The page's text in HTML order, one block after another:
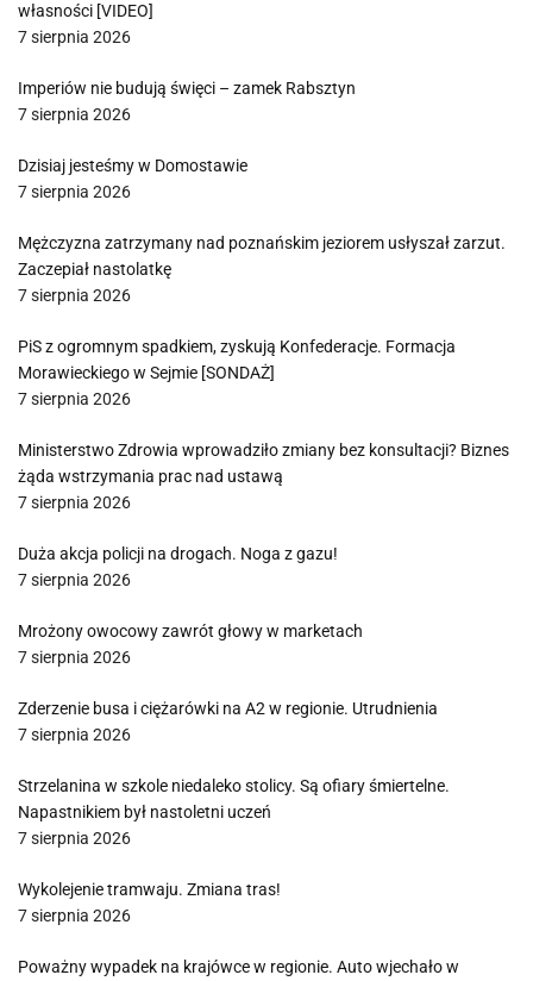
własności [VIDEO]
7 sierpnia 2026
Imperiów nie budują święci – zamek Rabsztyn
7 sierpnia 2026
Dzisiaj jesteśmy w Domostawie
7 sierpnia 2026
Mężczyzna zatrzymany nad poznańskim jeziorem usłyszał zarzut.
Zaczepiał nastolatkę
7 sierpnia 2026
PiS z ogromnym spadkiem, zyskują Konfederacje. Formacja
Morawieckiego w Sejmie [SONDAŻ]
7 sierpnia 2026
Ministerstwo Zdrowia wprowadziło zmiany bez konsultacji? Biznes
żąda wstrzymania prac nad ustawą
7 sierpnia 2026
Duża akcja policji na drogach. Noga z gazu!
7 sierpnia 2026
Mrożony owocowy zawrót głowy w marketach
7 sierpnia 2026
Zderzenie busa i ciężarówki na A2 w regionie. Utrudnienia
7 sierpnia 2026
Strzelanina w szkole niedaleko stolicy. Są ofiary śmiertelne.
Napastnikiem był nastoletni uczeń
7 sierpnia 2026
Wykolejenie tramwaju. Zmiana tras!
7 sierpnia 2026
Poważny wypadek na krajówce w regionie. Auto wjechało w